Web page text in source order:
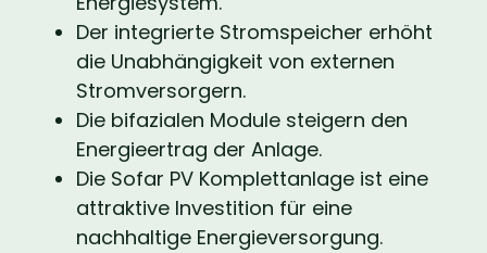
Der integrierte Stromspeicher erhöht
die Unabhängigkeit von externen
Stromversorgern.
Die bifazialen Module steigern den
Energieertrag der Anlage.
Die Sofar PV Komplettanlage ist eine
attraktive Investition für eine
nachhaltige Energieversorgung.